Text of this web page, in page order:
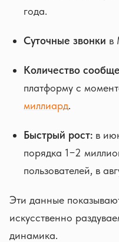
года.
Суточные звонки в
Количество
платформу с
миллиард.
Быстрый рост: в
порядка 1−2
пользователей, в
Эти данные
искусственно
динамика.